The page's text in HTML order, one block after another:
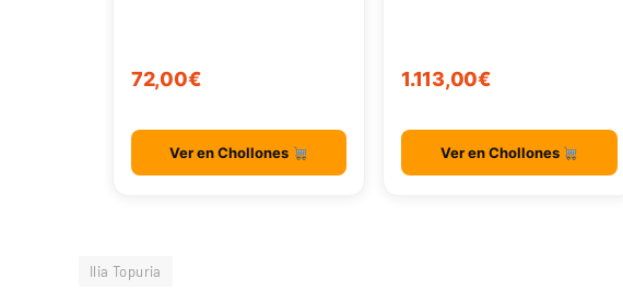
72,00€
Ver en Chollones
1.113,00€
Ver en Chollones
Ilia Topuria